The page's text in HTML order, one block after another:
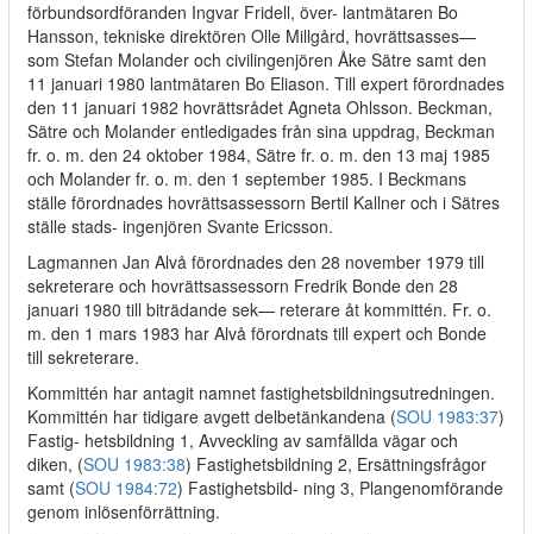
förbundsordföranden Ingvar Fridell, över- lantmätaren Bo
Hansson, tekniske direktören Olle Millgård, hovrättsasses—
som Stefan Molander och civilingenjören Åke Sätre samt den
11 januari 1980 lantmätaren Bo Eliason. Till expert förordnades
den 11 januari 1982 hovrättsrådet Agneta Ohlsson. Beckman,
Sätre och Molander entledigades från sina uppdrag, Beckman
fr. o. m. den 24 oktober 1984, Sätre fr. o. m. den 13 maj 1985
och Molander fr. o. m. den 1 september 1985. I Beckmans
ställe förordnades hovrättsassessorn Bertil Kallner och i Sätres
ställe stads- ingenjören Svante Ericsson.
Lagmannen Jan Alvå förordnades den 28 november 1979 till
sekreterare och hovrättsassessorn Fredrik Bonde den 28
januari 1980 till biträdande sek— reterare åt kommittén. Fr. o.
m. den 1 mars 1983 har Alvå förordnats till expert och Bonde
till sekreterare.
Kommittén har antagit namnet fastighetsbildningsutredningen.
Kommittén har tidigare avgett delbetänkandena (SOU 1983:37)
Fastig- hetsbildning 1, Avveckling av samfällda vägar och
diken, (SOU 1983:38) Fastighetsbildning 2, Ersättningsfrågor
samt (SOU 1984:72) Fastighetsbild- ning 3, Plangenomförande
genom inlösenförrättning.